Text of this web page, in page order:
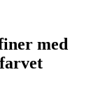
med